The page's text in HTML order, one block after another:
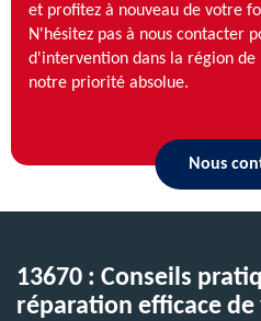
et profitez à nouveau de votre
N'hésitez pas à nous contacter
d'intervention dans la région de
notre priorité absolue.
Nous
13670 : Conseils
réparation efficace